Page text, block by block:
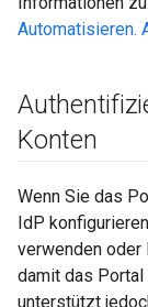
Automatisieren.
Konten
Wenn Sie das
IdP
verwenden oder
damit das Portal
unterstützt